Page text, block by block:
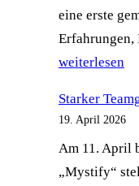
eine erste
weiterlesen
Starker
19. April 2026
Am 11. April
„Mystify“